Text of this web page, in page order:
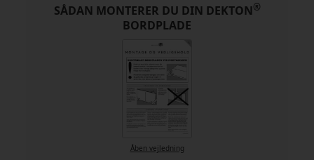
SÅDAN MONTERER DU DIN DEKTON®
BORDPLADE
Åben vejledning